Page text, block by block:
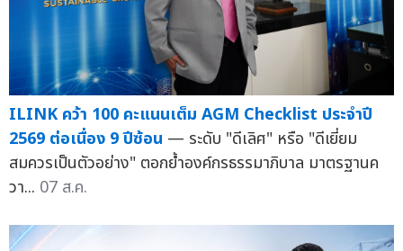
ILINK คว้า 100 คะแนนเต็ม AGM Checklist ประจำปี
2569 ต่อเนื่อง 9 ปีซ้อน — ระดับ "ดีเลิศ" หรือ "ดีเยี่ยม
สมควรเป็นตัวอย่าง" ตอกย้ำองค์กรธรรมาภิบาล มาตรฐานค
วา... 07 ส.ค.